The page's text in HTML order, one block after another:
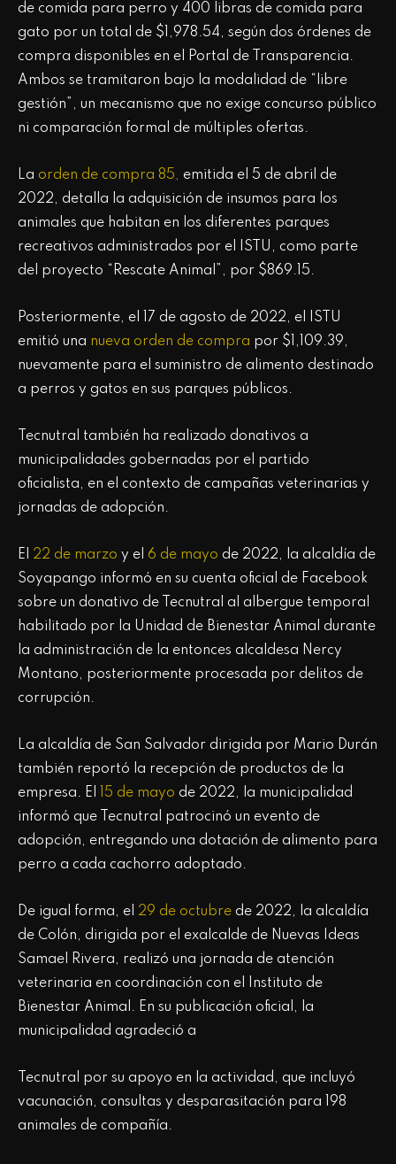
de comida para perro y 400 libras de comida para
gato por un total de $1,978.54, según dos órdenes de
compra disponibles en el Portal de Transparencia.
Ambos se tramitaron bajo la modalidad de “libre
gestión”, un mecanismo que no exige concurso público
ni comparación formal de múltiples ofertas.
La orden de compra 85, emitida el 5 de abril de
2022, detalla la adquisición de insumos para los
animales que habitan en los diferentes parques
recreativos administrados por el ISTU, como parte
del proyecto “Rescate Animal”, por $869.15.
Posteriormente, el 17 de agosto de 2022, el ISTU
emitió una nueva orden de compra por $1,109.39,
nuevamente para el suministro de alimento destinado
a perros y gatos en sus parques públicos.
Tecnutral también ha realizado donativos a
municipalidades gobernadas por el partido
oficialista, en el contexto de campañas veterinarias y
jornadas de adopción.
El 22 de marzo y el 6 de mayo de 2022, la alcaldía de
Soyapango informó en su cuenta oficial de Facebook
sobre un donativo de Tecnutral al albergue temporal
habilitado por la Unidad de Bienestar Animal durante
la administración de la entonces alcaldesa Nercy
Montano, posteriormente procesada por delitos de
corrupción.
La alcaldía de San Salvador dirigida por Mario Durán
también reportó la recepción de productos de la
empresa. El 15 de mayo de 2022, la municipalidad
informó que Tecnutral patrocinó un evento de
adopción, entregando una dotación de alimento para
perro a cada cachorro adoptado.
De igual forma, el 29 de octubre de 2022, la alcaldía
de Colón, dirigida por el exalcalde de Nuevas Ideas
Samael Rivera, realizó una jornada de atención
veterinaria en coordinación con el Instituto de
Bienestar Animal. En su publicación oficial, la
municipalidad agradeció a
Tecnutral por su apoyo en la actividad, que incluyó
vacunación, consultas y desparasitación para 198
animales de compañía.